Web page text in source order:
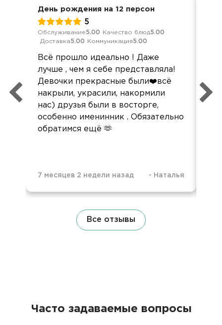
День рождения на 12 персон
5
Обслуживание5.00 Качество блюд5.00
Доставка5.00 Коммуникация5.00
Всё прошло идеально ! Даже
лучше , чем я себе представляла!
Девочки прекрасные были❤️всё
накрыли, украсили, накормили
нас) друзья были в восторге,
особенно именинник . Обязательно
обратимся ещё 🫶
7 месяцев 2 недели назад - Наталья
Все отзывы
Часто задаваемые вопросы